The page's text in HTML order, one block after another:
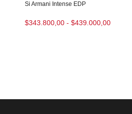
Si Armani Intense EDP
$343.800,00 - $439.000,00